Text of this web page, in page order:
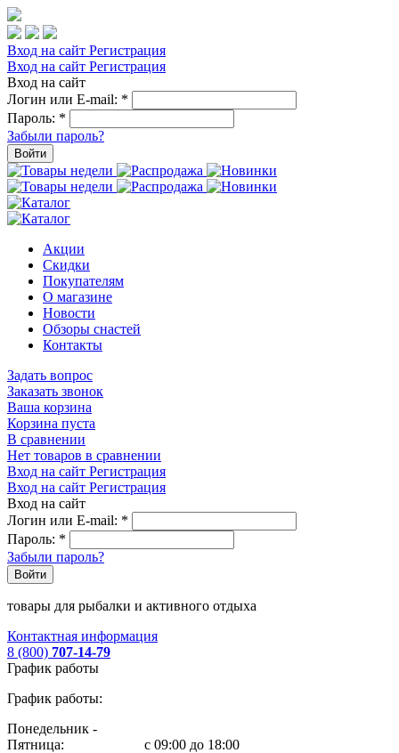
Вход на сайт Регистрация
Вход на сайт Регистрация
Вход на сайт
Логин или E-mail: *
Пароль: *
Забыли пароль?
Войти
Акции
Скидки
Покупателям
О магазине
Новости
Обзоры снастей
Контакты
Задать вопрос
Заказать звонок
Ваша корзина
Корзина пуста
В сравнении
Нет товаров в сравнении
Вход на сайт Регистрация
Вход на сайт Регистрация
Вход на сайт
Логин или E-mail: *
Пароль: *
Забыли пароль?
Войти
товары для рыбалки и активного отдыха
Контактная информация
8 (800) 707-14-79
График работы
График работы:
Понедельник -
Пятница:
с 09:00 до 18:00